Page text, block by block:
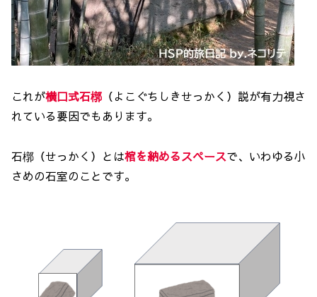
これが横口式石槨 （よこぐちしきせっかく）説が有力視さ
れている要因でもあります。
石槨（せっかく）とは棺を納めるスペースで、いわゆる小
さめの石室のことです。